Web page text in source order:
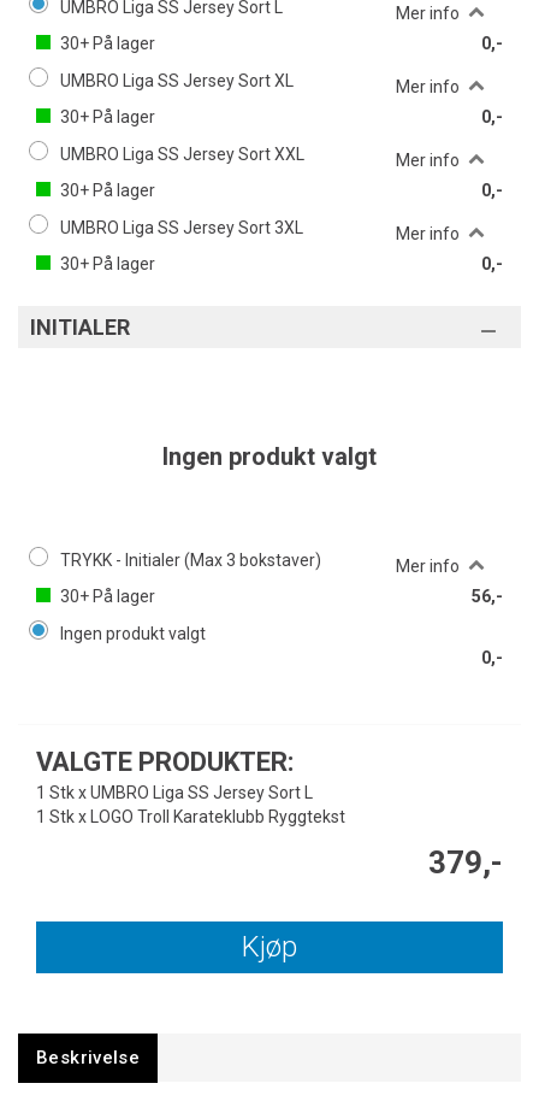
UMBRO Liga SS Jersey Sort L
Mer info
30+ På lager
0,-
UMBRO Liga SS Jersey Sort XL
Mer info
30+ På lager
0,-
UMBRO Liga SS Jersey Sort XXL
Mer info
30+ På lager
0,-
UMBRO Liga SS Jersey Sort 3XL
Mer info
30+ På lager 0,-
INITIALER
Ingen produkt valgt
TRYKK - Initialer (Max 3 bokstaver)
Mer info
30+ På lager
56,-
Ingen produkt valgt
0,-
VALGTE PRODUKTER:
1 Stk x UMBRO Liga SS Jersey Sort L
1 Stk x LOGO Troll Karateklubb Ryggtekst
379,-
Kjøp
Beskrivelse